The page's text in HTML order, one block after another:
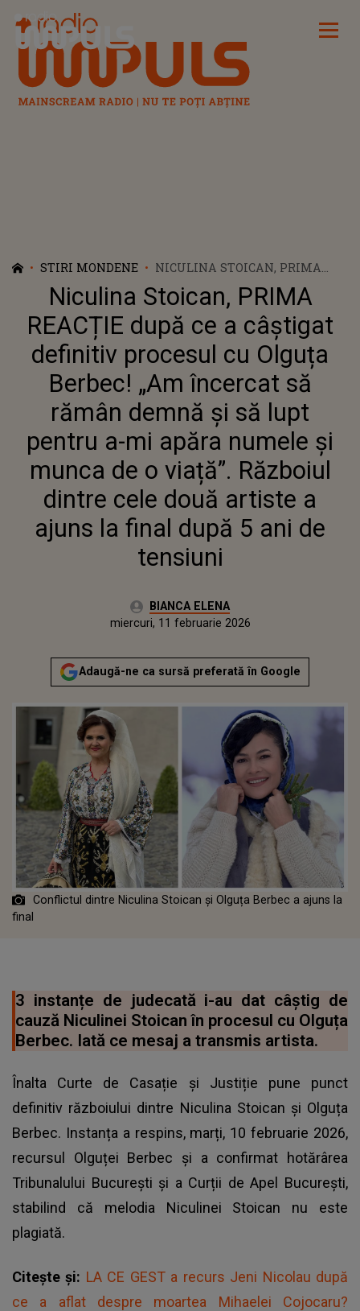
Radio Impuls
STIRI MONDENE
NICULINA STOICAN, PRIMA
REACȚIE DUPĂ CE A CÂȘTIGAT
DEFINITIV PROCESUL CU
OLGUȚA BERBEC! „AM ÎNCERCAT
SĂ RĂMÂN DEMNĂ ȘI SĂ LUPT
PENTRU A-MI APĂRA NUMELE
ȘI MUNCA DE O VIAȚĂ”.
RĂZBOIUL DINTRE CELE DOUĂ
ARTISTE A AJUNS LA FINAL
DUPĂ 5 ANI DE TENSIUNI
Niculina Stoican, PRIMA
REACȚIE după ce a câștigat
definitiv procesul cu Olguța
Berbec! „Am încercat să
rămân demnă și să lupt
pentru a-mi apăra numele și
munca de o viață”. Războiul
dintre cele două artiste a
ajuns la final după 5 ani de
tensiuni
Autor:BIANCA ELENA
miercuri, 11 februarie 2026
Actualizat:
miercuri, 11 februarie 2026
Adaugă-ne ca sursă preferată în Google
Conflictul dintre Niculina Stoican și Olguța Berbec a ajuns la
final
3 instanțe de judecată i-au dat câștig de
cauză Niculinei Stoican în procesul cu Olguța
Berbec. Iată ce mesaj a transmis artista.
Înalta Curte de Casație și Justiție pune punct
definitiv războiului dintre Niculina Stoican și Olguța
Berbec. Instanța a respins, marți, 10 februarie 2026,
recursul Olguței Berbec și a confirmat hotărârea
Tribunalului București și a Curții de Apel București,
stabilind că melodia Niculinei Stoican nu este
plagiată.
Citește și: LA CE GEST a recurs Jeni Nicolau după
ce a aflat despre moartea Mihaelei Cojocaru?